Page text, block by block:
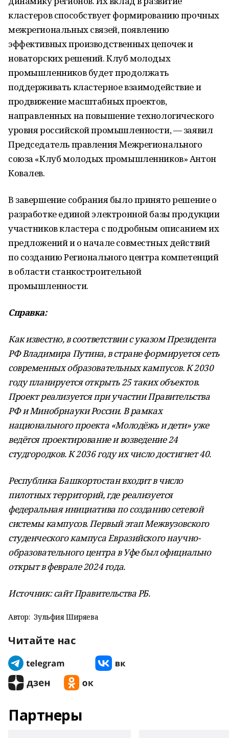
кластеров способствует формированию прочных
межрегиональных связей, появлению
эффективных производственных цепочек и
новаторских решений. Клуб молодых
промышленников будет продолжать
поддерживать кластерное взаимодействие и
продвижение масштабных проектов,
направленных на повышение технологического
уровня российской промышленности, — заявил
Председатель правления Межрегионального
союза «Клуб молодых промышленников» Антон
Ковалев.
В завершение собрания было принято решение о
разработке единой электронной базы продукции
участников кластера с подробным описанием их
предложений и о начале совместных действий
по созданию Регионального центра компетенций
в области станкостроительной
промышленности.
Справка:
Как известно, в соответствии с указом Президента
РФ Владимира Путина, в стране формируется сеть
современных образовательных кампусов. К 2030
году планируется открыть 25 таких объектов.
Проект реализуется при участии Правительства
РФ и Минобрнауки России. В рамках
национального проекта «Молодёжь и дети» уже
ведётся проектирование и возведение 24
студгородков. К 2036 году их число достигнет 40.
Республика Башкортостан входит в число
пилотных территорий, где реализуется
федеральная инициатива по созданию сетевой
системы кампусов. Первый этап Межвузовского
студенческого кампуса Евразийского научно-
образовательного центра в Уфе был официально
открыт в феврале 2024 года.
Источник: сайт Правительства РБ.
Автор: Зульфия Ширяева
Читайте нас
Партнеры